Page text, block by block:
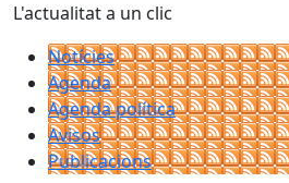
L'actualitat a un clic
Notícies
Agenda
Agenda política
Avisos
Publicacions